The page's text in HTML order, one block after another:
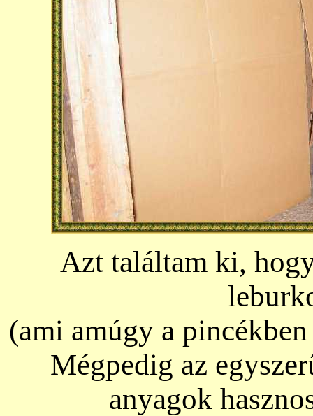
Azt találtam ki,
(ami amúgy a
Mégpedig az
anyagok